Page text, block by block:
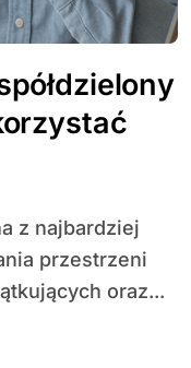
przestrzeni
oraz...